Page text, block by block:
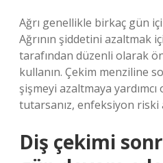
Ağrı genellikle birkaç gün
Ağrının şiddetini azaltmak
tarafından düzenli olarak
kullanın. Çekim menziline
şişmeyi azaltmaya yardımcı
tutarsanız, enfeksiyon riski
Diş çekimi